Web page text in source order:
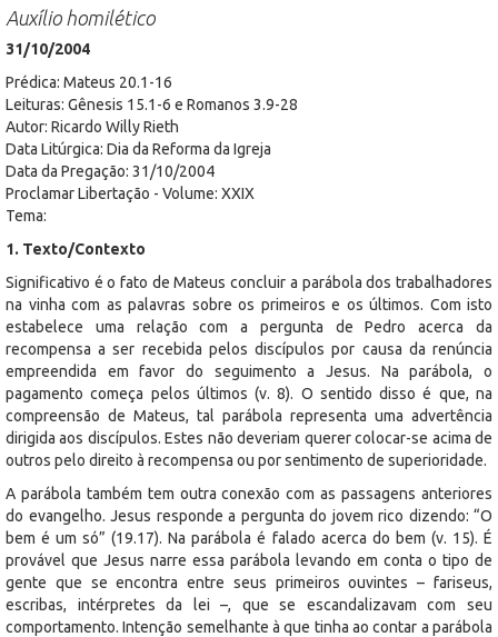
Auxílio homilético
31/10/2004
Prédica: Mateus 20.1-16
Leituras: Gênesis 15.1-6 e Romanos 3.9-28
Autor: Ricardo Willy Rieth
Data Litúrgica: Dia da Reforma da Igreja
Data da Pregação: 31/10/2004
Proclamar Libertação - Volume: XXIX
Tema:
1. Texto/Contexto
Significativo é o fato de Mateus concluir a parábola dos trabalhadores
na vinha com as palavras sobre os primeiros e os últimos. Com isto
estabelece uma relação com a pergunta de Pedro acerca da
recompensa a ser recebida pelos discípulos por causa da renúncia
empreendida em favor do seguimento a Jesus. Na parábola, o
pagamento começa pelos últimos (v. 8). O sentido disso é que, na
compreensão de Mateus, tal parábola representa uma advertência
dirigida aos discípulos. Estes não deveriam querer colocar-se acima de
outros pelo direito à recompensa ou por sentimento de superioridade.
A parábola também tem outra conexão com as passagens anteriores
do evangelho. Jesus responde a pergunta do jovem rico dizendo: “O
bem é um só” (19.17). Na parábola é falado acerca do bem (v. 15). É
provável que Jesus narre essa parábola levando em conta o tipo de
gente que se encontra entre seus primeiros ouvintes – fariseus,
escribas, intérpretes da lei –, que se escandalizavam com seu
comportamento. Intenção semelhante à que tinha ao contar a parábola